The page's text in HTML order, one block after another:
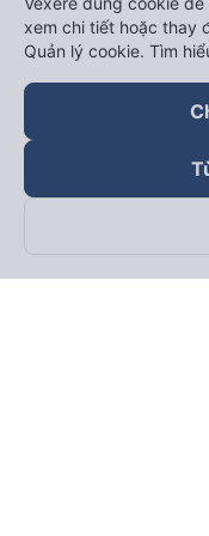
Theo dõi chúng
xem chi tiết hoặc thay
Quản lý cookie. Tìm